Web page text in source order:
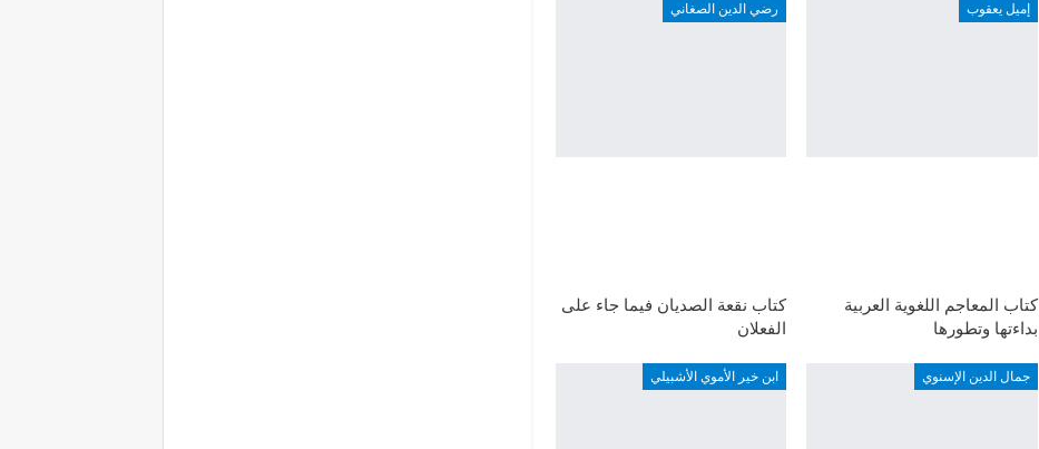
إميل يعقوب
كتاب المعاجم اللغوية العربية
بداءتها وتطورها
رضي الدين الصغاني
كتاب نقعة الصديان فيما جاء على
الفعلان
جمال الدين الإسنوي ابن خير الأموي الأشبيلي